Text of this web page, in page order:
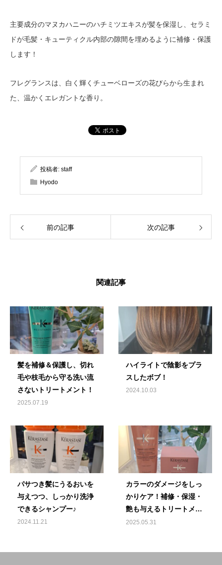
主要成分のマヌカハニーのハチミツエキスが髪を保湿し、セラミ
ドが毛髪・キューティクル内部の隙間を埋めるように補修・保護
します！
フレグランスは、白く輝くチューベローズの花びらから生まれ
た、温かくエレガントな香り。
投稿者: staff
Hyodo
前の記事 次の記事
関連記事
髪を補修＆保護し、切れ
毛や枝毛から守る洗い流
さないトリートメント！
2025.07.19
ハイライトで陰影をプラ
スしたボブ！
2024.10.03
パサつき髪にうるおいを
与えつつ、しっかり洗浄
できるシャンプー♪
2024.11.21
カラーのダメージをしっ
かりケア！補修・保湿・
艶も与えるトリートメン
ト♪
2025.05.31